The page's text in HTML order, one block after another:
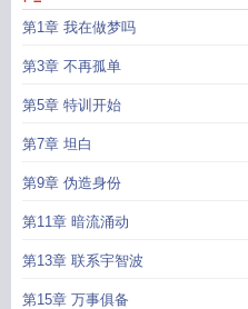
第1章 我在做梦吗
第3章 不再孤单
第5章 特训开始
第7章 坦白
第9章 伪造身份
第11章 暗流涌动
第13章 联系宇智波
第15章 万事俱备